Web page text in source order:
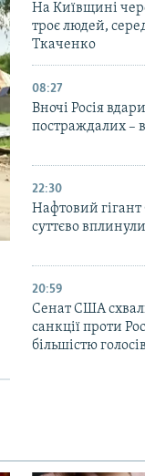
На Київщині
троє людей,
Ткаченко
08:27
Вночі Росія
постраждалих –
22:30
Нафтовий
суттєво
20:59
Cенат США
санкції проти
більшістю голосів